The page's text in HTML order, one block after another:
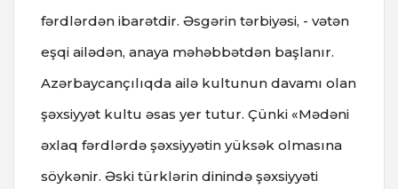
fərdlərdən ibarətdir. Əsgərin tərbiyəsi, - vətən
eşqi ailədən, anaya məhəbbətdən başlanır.
Azərbaycançılıqda ailə kultunun davamı olan
şəxsiyyət kultu əsas yer tutur. Çünki «Mədəni
əxlaq fərdlərdə şəxsiyyətin yüksək olmasına
söykənir. Əski türklərin dinində şəxsiyyəti